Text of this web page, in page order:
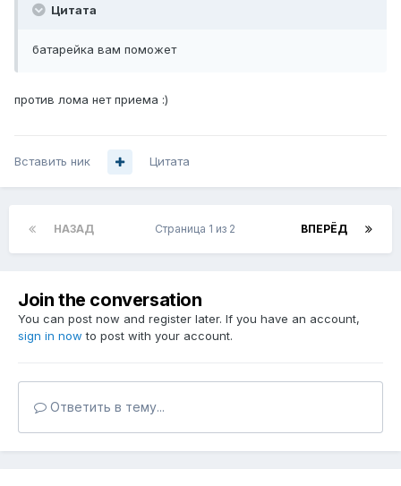
Цитата
батарейка вам поможет
против лома нет приема :)
Вставить ник Цитата
НАЗАД ВПЕРЁД
Страница 1 из 2
Join the conversation
You can post now and register later. If you have an account,
sign in now to post with your account.
Ответить в тему...